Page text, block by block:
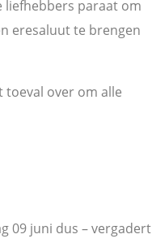
paraat om
eresaluut te brengen
toeval over om alle
09 juni dus – vergadert